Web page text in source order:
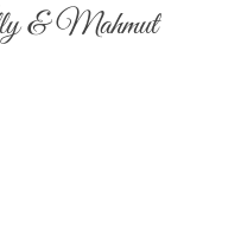
& Mahmut